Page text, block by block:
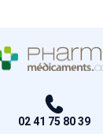
02 41 75 80 39